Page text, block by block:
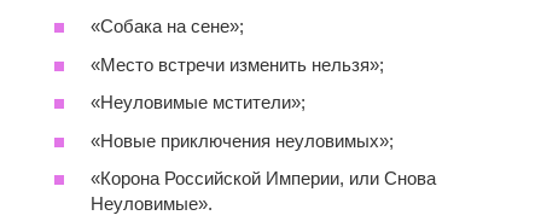
«Собака на сене»;
«Место встречи изменить нельзя»;
«Неуловимые мстители»;
«Новые приключения неуловимых»;
«Корона Российской Империи, или Снова
Неуловимые».